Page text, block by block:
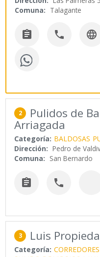
Comuna: Talagante
  
2 Pulidos de
Arriagada
Categoría: BALDOSAS
Dirección: Pedro de
Comuna: San Bernardo
 
3 Luis
Categoría: